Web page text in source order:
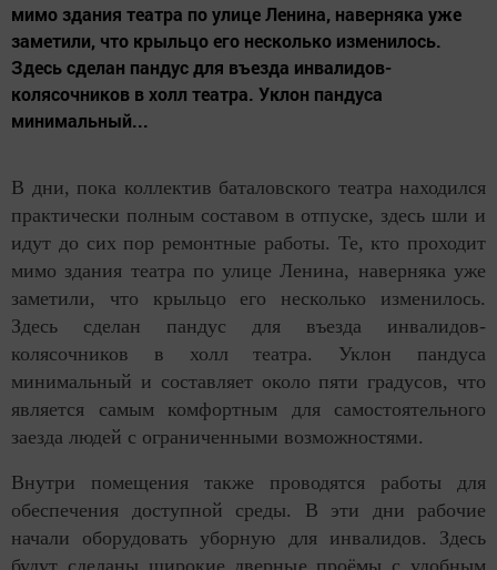
мимо здания театра по улице Ленина, наверняка уже
заметили, что крыльцо его несколько изменилось.
Здесь сделан пандус для въезда инвалидов-
колясочников в холл театра. Уклон пандуса
минимальный...
В дни, пока коллектив баталовского театра находился
практически полным составом в отпуске, здесь шли и
идут до сих пор ремонтные работы. Те, кто проходит
мимо здания театра по улице Ленина, наверняка уже
заметили, что крыльцо его несколько изменилось.
Здесь сделан пандус для въезда инвалидов-
колясочников в холл театра. Уклон пандуса
минимальный и составляет около пяти градусов, что
является самым комфортным для самостоятельного
заезда людей с ограниченными возможностями.
Внутри помещения также проводятся работы для
обеспечения доступной среды. В эти дни рабочие
начали оборудовать уборную для инвалидов. Здесь
будут сделаны широкие дверные проёмы с удобным